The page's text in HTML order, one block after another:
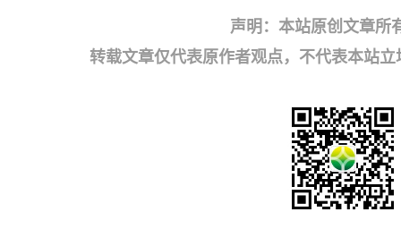
声明：本站原创文章所
转载文章仅代表原作者观点，不代表本站